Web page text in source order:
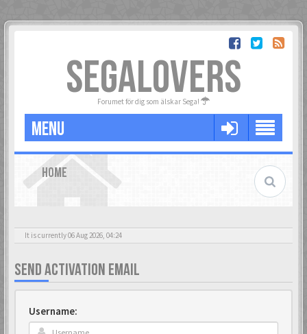
SEGALOVERS
Forumet för dig som älskar Sega!
MENU
HOME
It is currently 06 Aug 2026, 04:24
SEND ACTIVATION EMAIL
Username: